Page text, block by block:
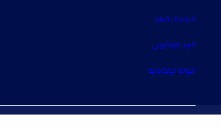
الدراسات العليا
البريد الإلكتروني
البوابة الإلكترونية